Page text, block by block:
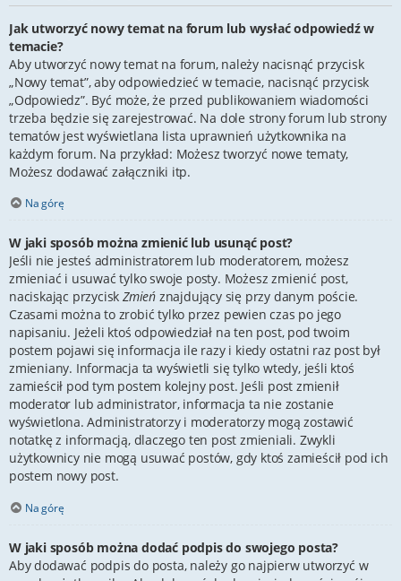
Jak utworzyć nowy temat na forum lub wysłać odpowiedź w
temacie?
Aby utworzyć nowy temat na forum, należy nacisnąć przycisk
„Nowy temat”, aby odpowiedzieć w temacie, nacisnąć przycisk
„Odpowiedz”. Być może, że przed publikowaniem wiadomości
trzeba będzie się zarejestrować. Na dole strony forum lub strony
tematów jest wyświetlana lista uprawnień użytkownika na
każdym forum. Na przykład: Możesz tworzyć nowe tematy,
Możesz dodawać załączniki itp.
Na górę
W jaki sposób można zmienić lub usunąć post?
Jeśli nie jesteś administratorem lub moderatorem, możesz
zmieniać i usuwać tylko swoje posty. Możesz zmienić post,
naciskając przyciskZmień znajdujący się przy danym poście.
Czasami można to zrobić tylko przez pewien czas po jego
napisaniu. Jeżeli ktoś odpowiedział na ten post, pod twoim
postem pojawi się informacja ile razy i kiedy ostatni raz post był
zmieniany. Informacja ta wyświetli się tylko wtedy, jeśli ktoś
zamieścił pod tym postem kolejny post. Jeśli post zmienił
moderator lub administrator, informacja ta nie zostanie
wyświetlona. Administratorzy i moderatorzy mogą zostawić
notatkę z informacją, dlaczego ten post zmieniali. Zwykli
użytkownicy nie mogą usuwać postów, gdy ktoś zamieścił pod ich
postem nowy post.
Na górę
W jaki sposób można dodać podpis do swojego posta?
Aby dodawać podpis do posta, należy go najpierw utworzyć w